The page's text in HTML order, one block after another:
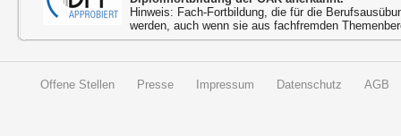
Hinweis: Fach-Fortbildung, die für die
werden, auch wenn sie aus fachfremden
Offene Stellen Presse Impressum Datenschutz AGB